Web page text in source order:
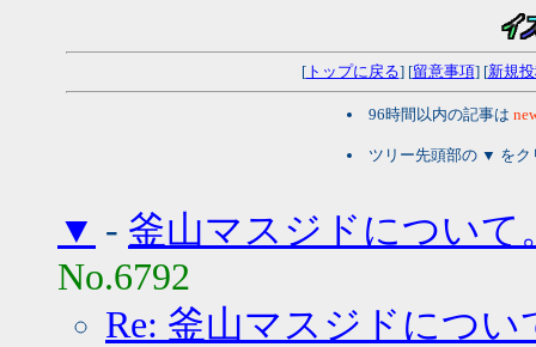
[トップに戻る] [留意事項] [新規
96時間以内の記事は
ツリー先頭部の ▼ をク
▼ - 釜山マスジドについて
No.6792
Re: 釜山マスジドについ